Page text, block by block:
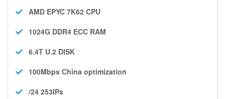
AMD EPYC 7K62 CPU
1024G DDR4 ECC RAM
6.4T U.2 DISK
100Mbps China optimization
/24 253IPs